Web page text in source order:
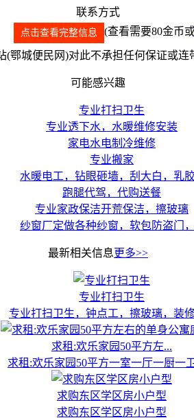
联系方式
点击查看完整信息 (查看需要80金币
鄂城便民网)对此不承担任何保证或连
可能感兴趣
专业打扫卫生
专业透下水，水暖维修安装
家电水电制冷维修
专业搬家
水暖电工，钻眼砸墙，刮大白，乳
跑腿代驾，代购送餐
专业家政保洁开荒保洁，擦玻璃
纱窗厂定做各种纱窗，软包防盗门
最新相关信息更多>>
专业打扫卫生
专业打扫卫生，钟点工，擦玻璃，装
求租:欢乐家园50平方左...
求租:欢乐家园50平方一室一厅一厨一
求购东区学区房小户型
求购东区学区房小户型